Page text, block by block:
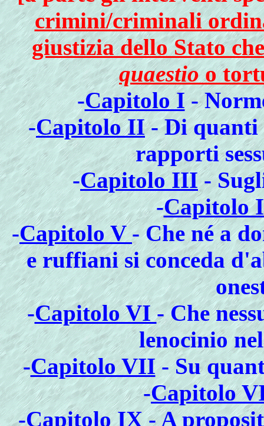
crimini/criminali
giustizia dello Stato
quaestioo
-Capitolo I-
-Capitolo II- Di quanti
rapporti
-Capitolo III-
-Capitolo
-Capitolo V- Che né a
e ruffiani si conceda
-Capitolo VI- Che
lenocinio
-Capitolo VII- Su
-Capitolo
-Capitolo IX- A